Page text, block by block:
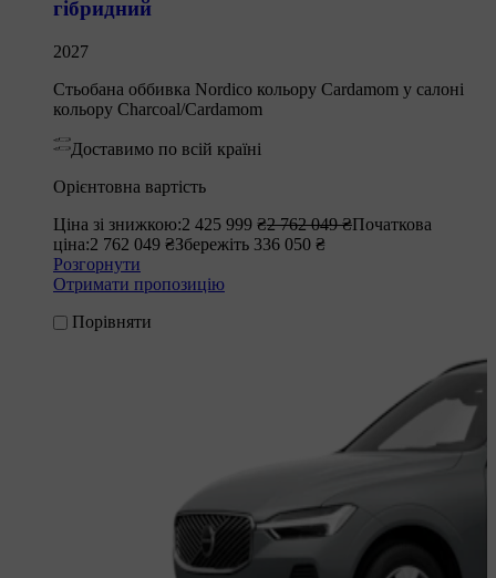
гібридний
2027
Стьобана оббивка Nordico кольору Cardamom у салоні
кольору Charcoal/Cardamom
Доставимо по всій країні
Орієнтовна вартість
Ціна зі знижкою:2 425 999 ₴2 762 049 ₴Початкова
ціна:2 762 049 ₴Збережіть 336 050 ₴
Розгорнути
Отримати пропозицію
Порівняти